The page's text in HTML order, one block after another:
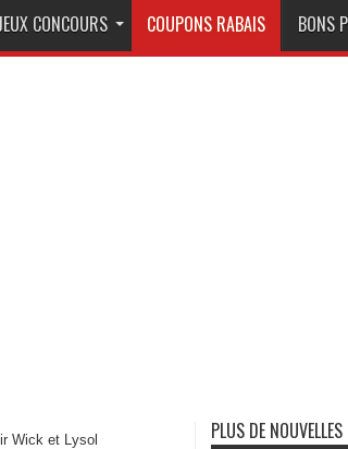
CONCOURS COUPONS RABAIS BONS
Wick et Lysol PLUS DE NOUVELLES